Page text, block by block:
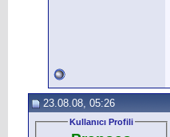
23.08.08, 05:26
Kullanıcı Profili